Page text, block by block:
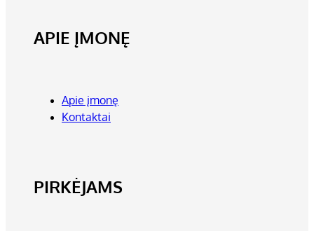
APIE ĮMONĘ
Apie įmonę
Kontaktai
PIRKĖJAMS